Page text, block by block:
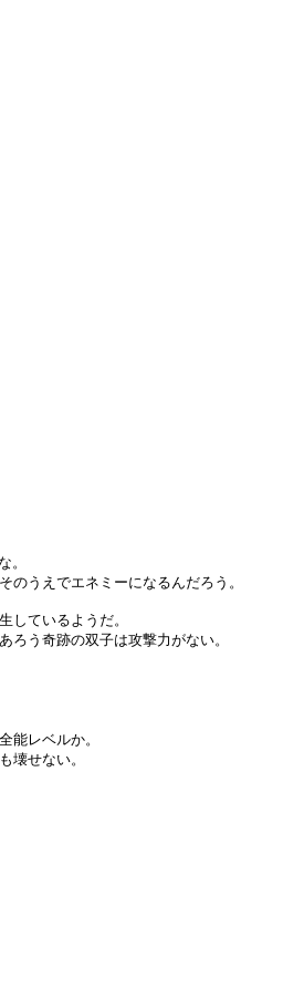
。
うえでエネミーになるんだろう。
しているようだ。
う奇跡の双子は攻撃力がない。
能レベルか。
壊せない。